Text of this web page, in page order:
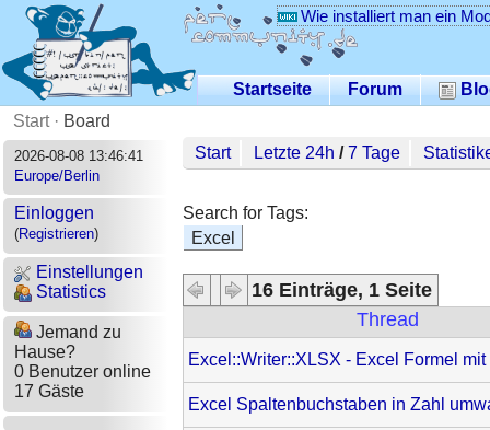
Wie installiert man ein
Startseite Forum
Start· Board
2026-08-08 13:46:41
Europe/Berlin
Einloggen
(Registrieren)
Einstellungen
Statistics
Jemand zu
Hause?
0 Benutzer online
17 Gäste
Start Letzte 24h /7 Tage
Search for Tags:
Excel
16 Einträge, 1 Seite
Thread
Excel::Writer::XLSX - Excel Formel
Excel Spaltenbuchstaben in Zahl